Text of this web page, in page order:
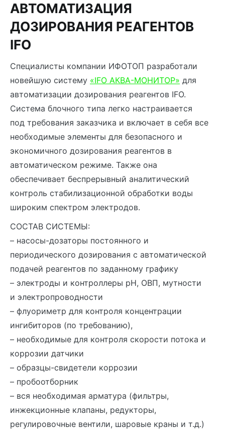
АВТОМАТИЗАЦИЯ
ДОЗИРОВАНИЯ РЕАГЕНТОВ
IFO
Специалисты компании ИФОТОП разработали
новейшую систему «IFO АКВА-МОНИТОР» для
автоматизации дозирования реагентов IFO.
Система блочного типа легко настраивается
под требования заказчика и включает в себя все
необходимые элементы для безопасного и
экономичного дозирования реагентов в
автоматическом режиме. Также она
обеспечивает беспрерывный аналитический
контроль стабилизационной обработки воды
широким спектром электродов.
СОСТАВ СИСТЕМЫ:
– насосы-дозаторы постоянного и
периодического дозирования с автоматической
подачей реагентов по заданному графику
– электроды и контроллеры pH, ОВП, мутности
и электропроводности
– флуориметр для контроля концентрации
ингибиторов (по требованию),
– необходимые для контроля скорости потока и
коррозии датчики
– образцы-свидетели коррозии
– пробоотборник
– вся необходимая арматура (фильтры,
инжекционные клапаны, редукторы,
регулировочные вентили, шаровые краны и т.д.)